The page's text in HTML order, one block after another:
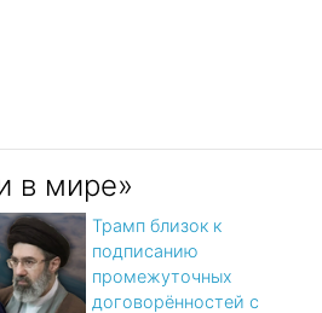
в мире»
Трамп близок к
подписанию
промежуточных
договорённостей с